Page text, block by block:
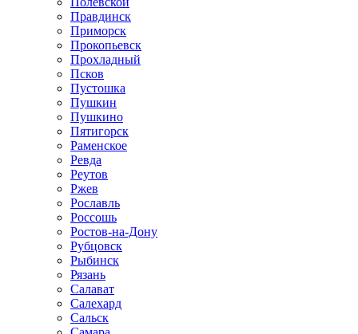
Правдинск
Приморск
Прокопьевск
Прохладный
Псков
Пустошка
Пушкин
Пушкино
Пятигорск
Раменское
Ревда
Реутов
Ржев
Рославль
Россошь
Ростов-на-Дону
Рубцовск
Рыбинск
Рязань
Салават
Салехард
Сальск